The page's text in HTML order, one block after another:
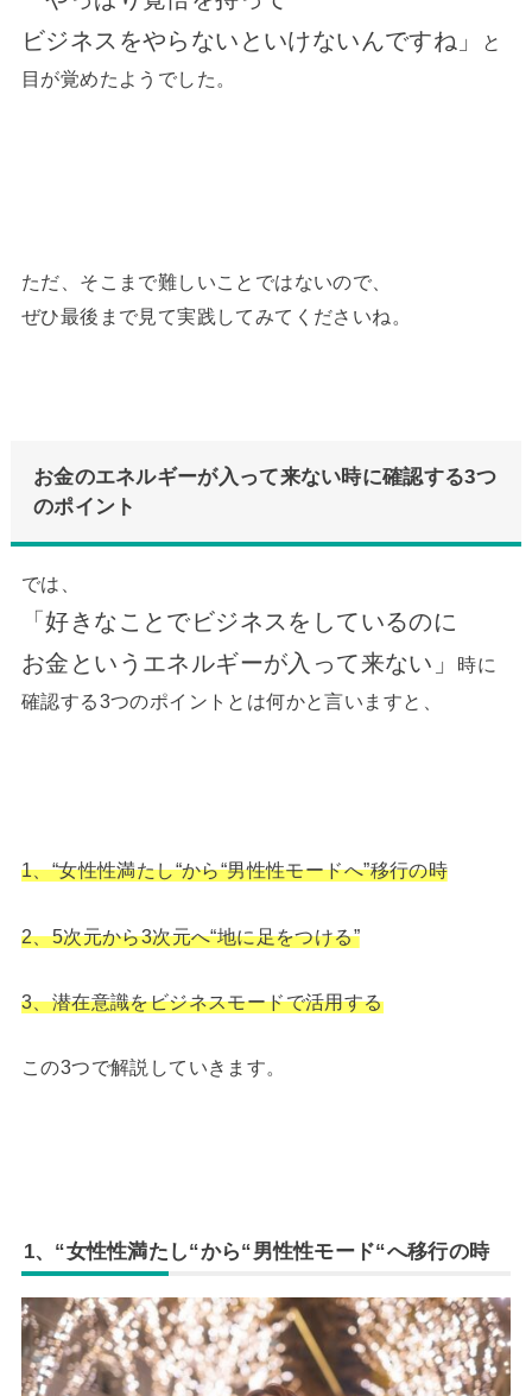
ビジネスをやらないといけないんですね」
と
目が覚めたようでした。
ただ、そこまで難しいことではないので、
ぜひ最後まで見て実践してみてくださいね。
お金のエネルギーが入って来ない時に確認する3つ
のポイント
では、
「好きなことでビジネスをしているのに
お金というエネルギーが入って来ない」
時に
確認する3つのポイントとは何かと言いますと、
1、“女性性満たし“から“男性性モードへ”移行の時
2、5次元から3次元へ“地に足をつける”
3、潜在意識をビジネスモードで活用する
この3つで解説していきます。
1、“女性性満たし“から“男性性モード“へ移行の時